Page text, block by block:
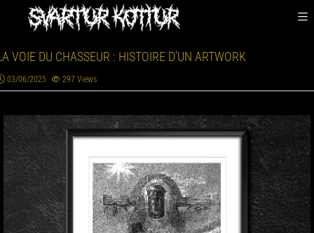
VOIE DU CHASSEUR : HISTOIRE D’UN ARTWORK
03/06/2025 297 Views